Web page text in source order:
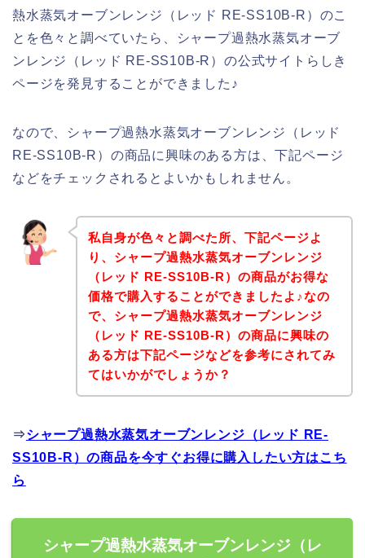
熱水蒸気オーブンレンジ（レッド RE-SS10B-R）のこ
とを色々と調べていたら、シャープ過熱水蒸気オーブ
ンレンジ（レッド RE-SS10B-R）の公式サイトらしき
ページを発見することができました♪
なので、シャープ過熱水蒸気オーブンレンジ（レッド
RE-SS10B-R）の商品に興味のある方は、下記ページ
などをチェックされるとよいかもしれません。
私自身が色々と調べた所、下記ページよ
り、シャープ過熱水蒸気オーブンレンジ
（レッド RE-SS10B-R）の商品がお得な
価格で購入することができましたよ♪なの
で、シャープ過熱水蒸気オーブンレンジ
（レッド RE-SS10B-R）の商品に興味の
ある方は下記ページなどを参考にされてみ
てはいかがでしょうか？
⇒シャープ過熱水蒸気オーブンレンジ（レッド RE-
SS10B-R）の商品を今すぐお得に購入したい方はこち
ら
シャープ過熱水蒸気オーブンレンジ（レ